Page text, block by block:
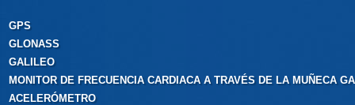
GPS
GLONASS
GALILEO
MONITOR DE FRECUENCIA CARDIACA A TRAVÉS DE LA MUÑECA
ACELERÓMETRO